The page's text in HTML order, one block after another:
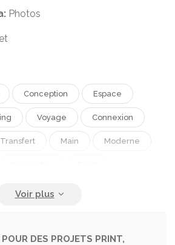
Photos
Conception Espace
Voyage Connexion
Transfert Main Moderne
Web Monde
DES PROJETS PRINT,